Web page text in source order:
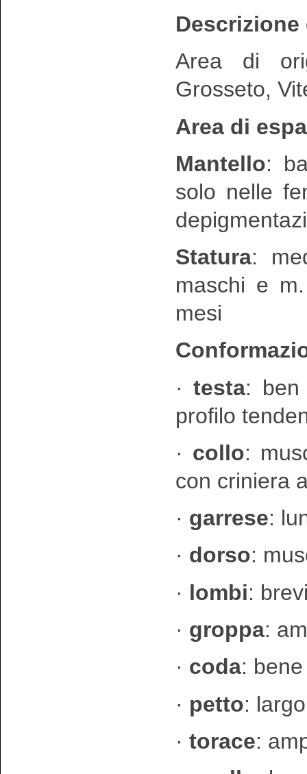
Descrizione
Area di
Grosseto,
Area di
Mantello:
solo nelle
Statura:
maschi e
mesi
·testa: ben
profilo
· collo:
con criniera
· garrese:
· dorso:
· lombi:
· groppa:
· coda:
· petto:
· torace: